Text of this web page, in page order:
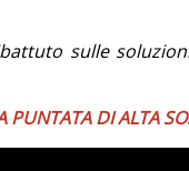
sulle
PUNTATA DI ALTA